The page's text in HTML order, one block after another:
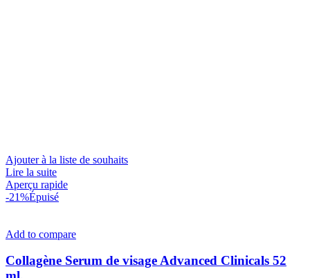
Ajouter à la liste de souhaits
Lire la suite
Aperçu rapide
-21%Épuisé
Add to compare
Collagène Serum de visage Advanced Clinicals 52